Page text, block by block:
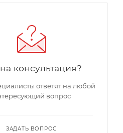
консультация?
ответят на любой
вопрос
ЗАДАТЬ ВОПРОС